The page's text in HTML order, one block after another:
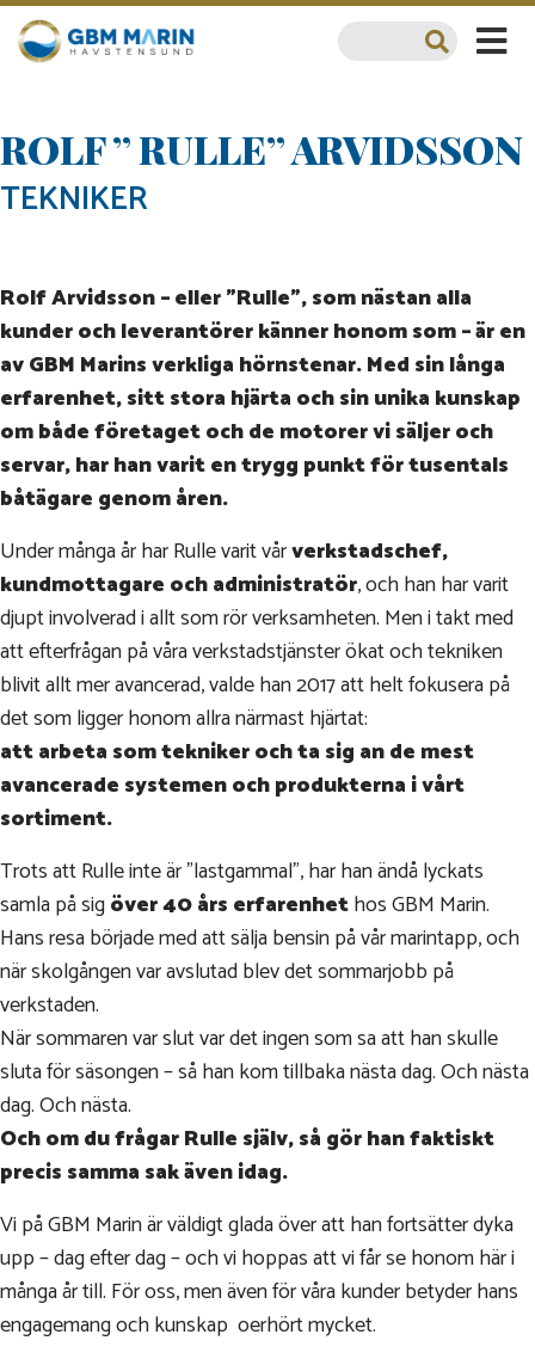
ROLF ” RULLE” ARVIDSSON
TEKNIKER
Rolf Arvidsson – eller ”Rulle”, som nästan alla
kunder och leverantörer känner honom som – är en
av GBM Marins verkliga hörnstenar. Med sin långa
erfarenhet, sitt stora hjärta och sin unika kunskap
om både företaget och de motorer vi säljer och
servar, har han varit en trygg punkt för tusentals
båtägare genom åren.
Under många år har Rulle varit vårverkstadschef,
kundmottagare och administratör, och han har varit
djupt involverad i allt som rör verksamheten. Men i takt med
att efterfrågan på våra verkstadstjänster ökat och tekniken
blivit allt mer avancerad, valde han 2017 att helt fokusera på
det som ligger honom allra närmast hjärtat:
att arbeta som tekniker och ta sig an de mest
avancerade systemen och produkterna i vårt
sortiment.
Trots att Rulle inte är ”lastgammal”, har han ändå lyckats
samla på sigöver 40 års erfarenhethos GBM Marin.
Hans resa började med att sälja bensin på vår marintapp, och
när skolgången var avslutad blev det sommarjobb på
verkstaden.
När sommaren var slut var det ingen som sa att han skulle
sluta för säsongen – så han kom tillbaka nästa dag. Och nästa
dag. Och nästa.
Och om du frågar Rulle själv, så gör han faktiskt
precis samma sak även idag.
Vi på GBM Marin är väldigt glada över att han fortsätter dyka
upp – dag efter dag – och vi hoppas att vi får se honom här i
många år till. För oss, men även för våra kunder betyder hans
engagemang och kunskap oerhört mycket.